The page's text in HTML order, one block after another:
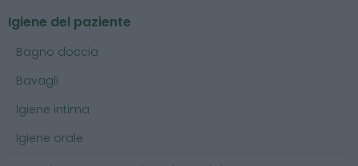
Igiene del paziente
Bagno doccia
Bavagli
Igiene intima
Igiene orale